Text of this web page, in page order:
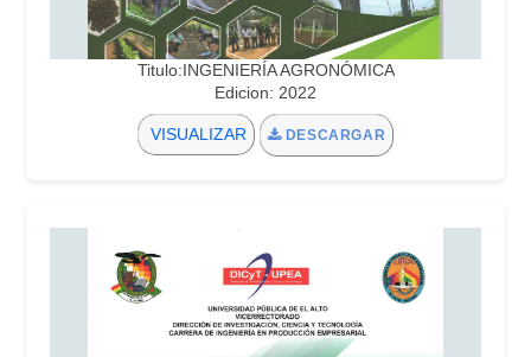
Titulo:INGENIERÍA AGRONÓMICA
Edicion: 2022
VISUALIZAR DESCARGAR